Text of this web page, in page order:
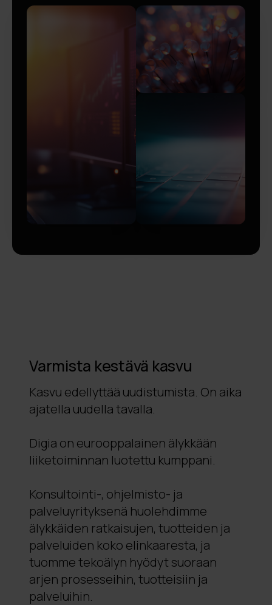
Varmista kestävä kasvu
Kasvu edellyttää uudistumista. On aika
ajatella uudella tavalla.
Digia on eurooppalainen älykkään
liiketoiminnan luotettu kumppani.
Konsultointi-, ohjelmisto- ja
palveluyrityksenä huolehdimme
älykkäiden ratkaisujen, tuotteiden ja
palveluiden koko elinkaaresta, ja
tuomme tekoälyn hyödyt suoraan
arjen prosesseihin, tuotteisiin ja
palveluihin.